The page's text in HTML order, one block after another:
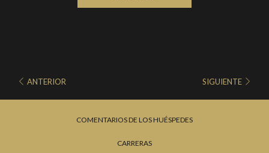
ANTERIOR SIGUIENTE
COMENTARIOS DE LOS HUÉSPEDES
CARRERAS